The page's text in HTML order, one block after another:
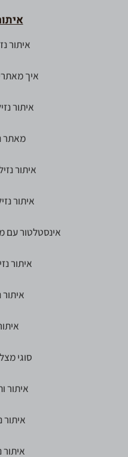
איתור
איך
איתור
מאתר
איתור
איתור
אינסטלטור עם
איתור
איתור
סוגי
איתור
איתור
איתור